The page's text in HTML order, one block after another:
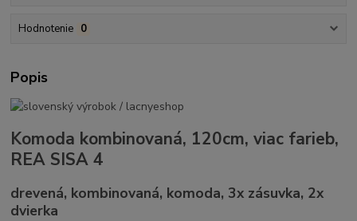
Hodnotenie 0
Popis
Komoda kombinovaná, 120cm, viac farieb,
REA SISA 4
drevená, kombinovaná, komoda, 3x zásuvka, 2x
dvierka